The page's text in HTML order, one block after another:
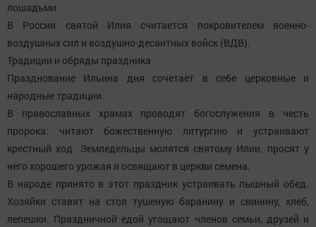
лошадьми.
В России святой Илия считается покровителем военно-
воздушных сил и воздушно-десантных войск (ВДВ).
Традиции и обряды праздника
Празднование Ильина дня сочетает в себе церковные и
народные традиции.
В православных храмах проводят богослужения в честь
пророка: читают божественную литургию и устраивают
крестный ход. Земледельцы молятся святому Илии, просят у
него хорошего урожая и освящают в церкви семена.
В народе принято в этот праздник устраивать пышный обед.
Хозяйки ставят на стол тушеную баранину и свинину, хлеб,
лепешки. Праздничной едой угощают членов семьи, друзей и